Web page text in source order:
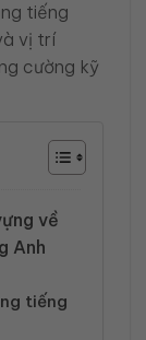
tiếng
vị trí
cường kỹ
về
Anh
tiếng